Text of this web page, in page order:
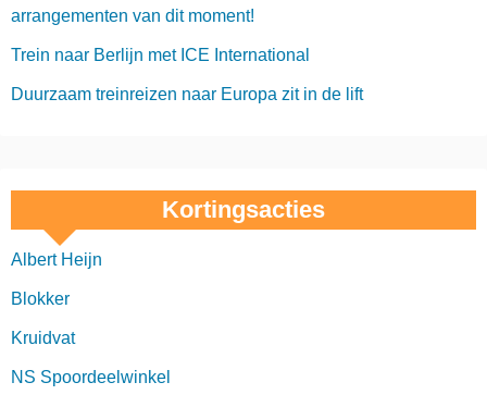
arrangementen van dit moment!
Trein naar Berlijn met ICE International
Duurzaam treinreizen naar Europa zit in de lift
Kortingsacties
Albert Heijn
Blokker
Kruidvat
NS Spoordeelwinkel